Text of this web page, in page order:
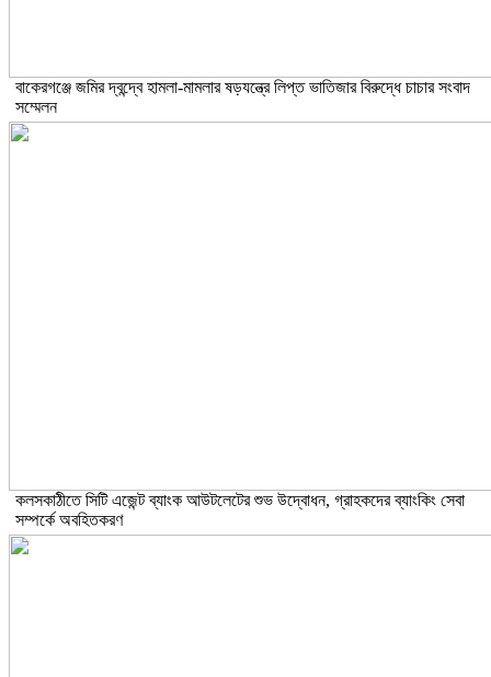
বাকেরগঞ্জে জমির দ্বন্দ্বে হামলা-মামলার ষড়যন্ত্রে লিপ্ত ভাতিজার বিরুদ্ধে চাচার সংবাদ
সম্মেলন
কলসকাঠীতে সিটি এজেন্ট ব্যাংক আউটলেটের শুভ উদ্বোধন, গ্রাহকদের ব্যাংকিং সেবা
সম্পর্কে অবহিতকরণ